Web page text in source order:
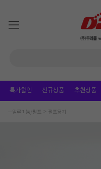
특가할인 신규상품 추천상품
ㅡ알루미늄/펄프 펄프용기